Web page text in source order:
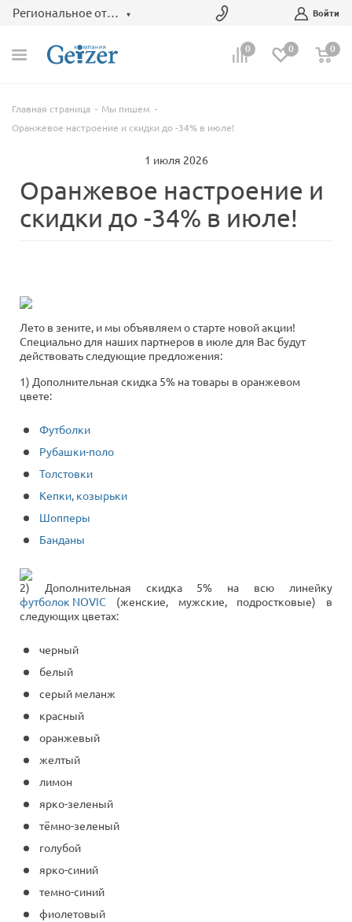
Региональное отделение Войти
0 0 0
Главная страница
Мы пишем
Оранжевое настроение и скидки до -34% в июле!
1 июля 2026
Оранжевое настроение и
скидки до -34% в июле!
Лето в зените, и мы объявляем о старте новой акции!
Специально для наших партнеров в июле для Вас будут
действовать следующие предложения:
1) Дополнительная скидка 5% на товары в оранжевом
цвете:
Футболки
Рубашки-поло
Толстовки
Кепки, козырьки
Шопперы
Банданы
2) Дополнительная скидка 5% на всю линейку
футболок NOVIC (женские, мужские, подростковые) в
следующих цветах:
черный
белый
серый меланж
красный
оранжевый
желтый
лимон
ярко-зеленый
тёмно-зеленый
голубой
ярко-синий
темно-синий
фиолетовый